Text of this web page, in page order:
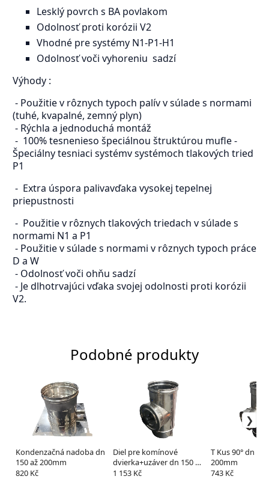
Lesklý povrch s BA povlakom
Odolnosť proti korózii V2
Vhodné pre systémy N1-P1-H1
Odolnosť voči vyhoreniu sadzí
Výhody :
- Použitie v rôznych typoch palív v súlade s normami
(tuhé, kvapalné, zemný plyn)
- Rýchla a jednoduchá montáž
- 100% tesnenieso špeciálnou štruktúrou mufle -
Špeciálny tesniaci systémv systémoch tlakových tried
P1
- Extra úspora palivavďaka vysokej tepelnej
priepustnosti
- Použitie v rôznych tlakových triedach v súlade s
normami N1 a P1
- Použitie v súlade s normami v rôznych typoch práce
D a W
- Odolnosť voči ohňu sadzí
- Je dlhotrvajúci vďaka svojej odolnosti proti korózii
V2.
Podobné produkty
Kondenzačná nadoba dn
150 až 200mm
820 Kč
Diel pre komínové
dvierka+uzáver dn 150 až
200mm
1 153 Kč
T Kus 90° dn
200mm
743 Kč